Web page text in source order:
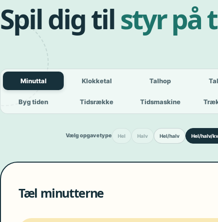
Spil dig tilstyr på
Minuttal Klokketal Talhop
Byg tiden Tidsrække Tidsmaskine
Vælg opgavetype Hel Halv Hel/halv Hel/halv/
Tæl minutterne